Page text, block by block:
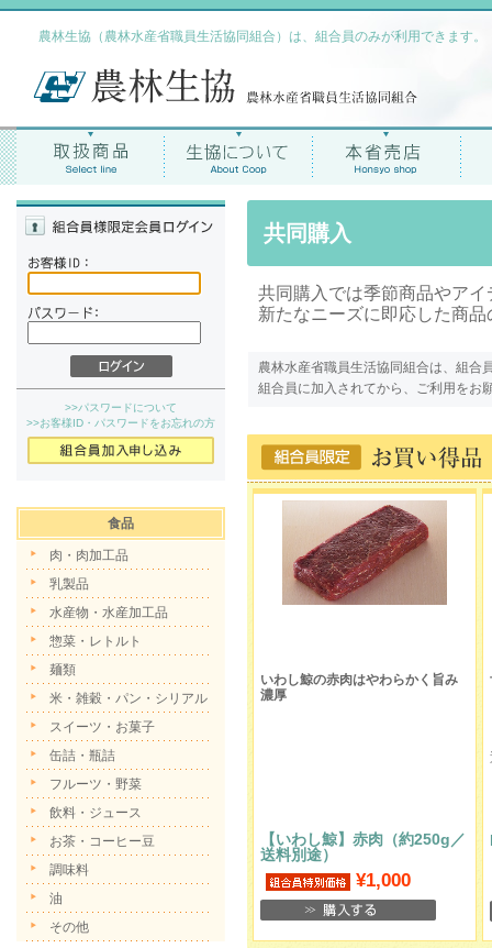
農林生協（農林水産省職員生活協同組合）は、組合員のみが利用できます。
>>パスワードについて
>>お客様ID・パスワードをお忘れの方
食品
肉・肉加工品
乳製品
水産物・水産加工品
惣菜・レトルト
麺類
米・雑穀・パン・シリアル
スイーツ・お菓子
缶詰・瓶詰
フルーツ・野菜
飲料・ジュース
お茶・コーヒー豆
調味料
油
その他
共同購入
共同購入では季節商品やア
新たなニーズに即応した商
農林水産省職員生活協同組合は、組合
組合員に加入されてから、ご利用をお
いわし鯨の赤肉はやわらかく旨み
濃厚
【いわし鯨】赤肉（約250g／
送料別途）
¥1,000